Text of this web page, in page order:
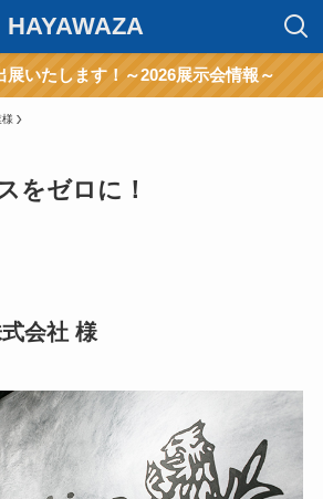
HAYAWAZA
展いたします！～2026展示会情報～
をゼロに！
会社 様